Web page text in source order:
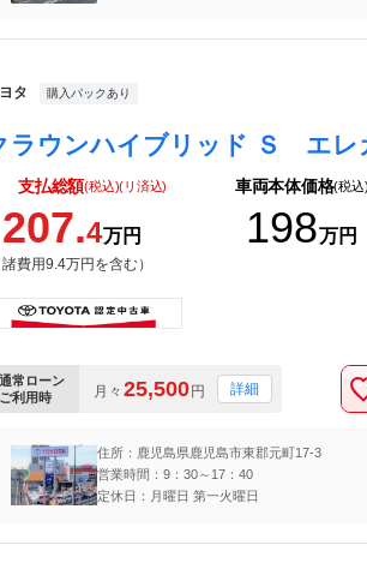
ヨタ 購入パックあり
支払総額(税込)(リ済込)
207.4万円
諸費用9.4万円を含む）
車両本体価格(税込)
198万円
通常ローン
ご利用時
月々 25,500円 詳細
住所：鹿児島県鹿児島市東郡元町17-3
営業時間：9：30～17：40
定休日：月曜日 第一火曜日